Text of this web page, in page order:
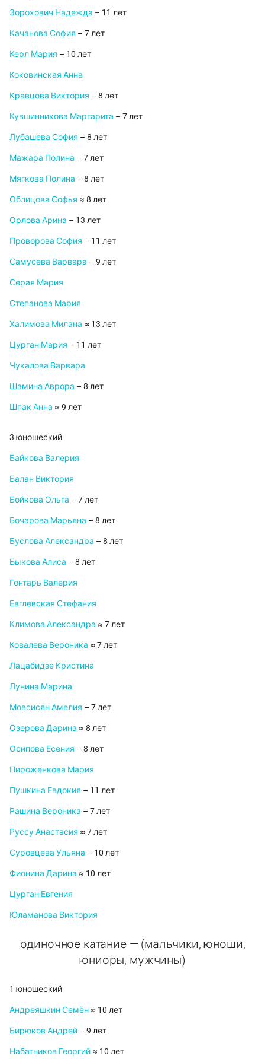
Зорохович Надежда – 11 лет
Качанова София – 7 лет
Керл Мария – 10 лет
Коковинская Анна
Кравцова Виктория – 8 лет
Кувшинникова Маргарита – 7 лет
Лубашева София – 8 лет
Мажара Полина – 7 лет
Мягкова Полина – 8 лет
Облицова Софья ≈ 8 лет
Орлова Арина – 13 лет
Проворова София – 11 лет
Самусева Варвара – 9 лет
Серая Мария
Степанова Мария
Халимова Милана ≈ 13 лет
Цурган Мария – 11 лет
Чукалова Варвара
Шамина Аврора – 8 лет
Шпак Анна ≈ 9 лет
3 юношеский
Байкова Валерия
Балан Виктория
Бойкова Ольга – 7 лет
Бочарова Марьяна – 8 лет
Буслова Александра – 8 лет
Быкова Алиса – 8 лет
Гонтарь Валерия
Евглевская Стефания
Климова Александра ≈ 7 лет
Ковалева Вероника ≈ 7 лет
Лацабидзе Кристина
Лунина Марина
Мовсисян Амелия – 7 лет
Озерова Дарина ≈ 8 лет
Осипова Есения – 8 лет
Пироженкова Мария
Пушкина Евдокия – 11 лет
Рашина Вероника – 7 лет
Руссу Анастасия ≈ 7 лет
Суровцева Ульяна – 10 лет
Фионина Дарина ≈ 10 лет
Цурган Евгения
Юламанова Виктория
одиночное катание — (мальчики, юноши,
юниоры, мужчины)
1 юношеский
Андреяшкин Семён ≈ 10 лет
Бирюков Андрей – 9 лет
Набатников Георгий ≈ 10 лет